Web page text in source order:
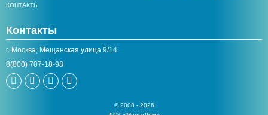
КОНТАКТЫ
Контакты
г. Москва, Мещанская улица 9/14
8(800) 707-18-98
© 2008 - 2026